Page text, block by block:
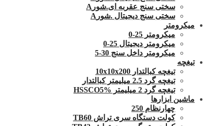
سختی سنج عقربه ای.شورA
سختی سنج دیجیتال .شورA
میکرومتر
میکرومتر 25-0
میکرومتر دیجیتال 25-0
میکرومتر داخل سنج 30-5
تیغچه
تیغچه کبالتدار 10x10x200
تیغچه گرد 2.5 میلیمتر کبالتدار
تیغچه گرد 2 میلیمتر HSSCO5%
ماشین ابزارها
چهارنظام 250
کولت دستگاه سری تراش TB60